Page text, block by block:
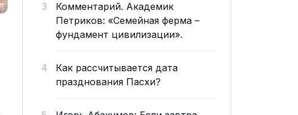
3
Комментарий. Академик
Петриков: «Семейная ферма –
фундамент цивилизации».
4
Как рассчитывается дата
празднования Пасхи?